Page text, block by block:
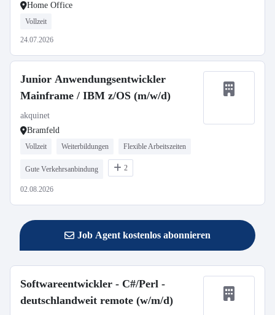
Home Office
Vollzeit
24.07.2026
Junior Anwendungsentwickler
Mainframe / IBM z/OS (m/w/d)
akquinet
Bramfeld
Vollzeit Weiterbildungen Flexible Arbeitszeiten
Gute Verkehrsanbindung 2
02.08.2026
Job Agent kostenlos abonnieren
Softwareentwickler - C#/Perl -
deutschlandweit remote (w/m/d)